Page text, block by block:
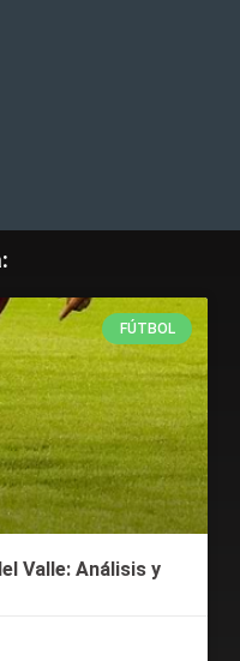
FÚTBOL
Valle: Análisis y